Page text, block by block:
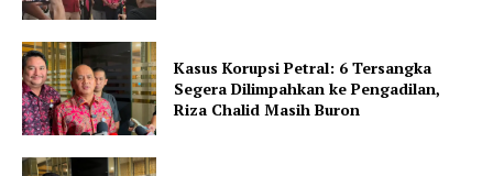
Kasus Korupsi Petral: 6 Tersangka
Segera Dilimpahkan ke Pengadilan,
Riza Chalid Masih Buron